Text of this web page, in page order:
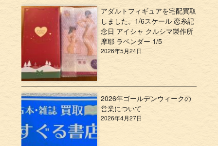
アダルトフィギュアを宅配買取
しました。1/6スケール 恋糸記
念日 アイシャ クルシマ製作所
摩耶 ラベンダー 1/5
2026年5月24日
2026年ゴールデンウィークの
営業について
2026年4月27日